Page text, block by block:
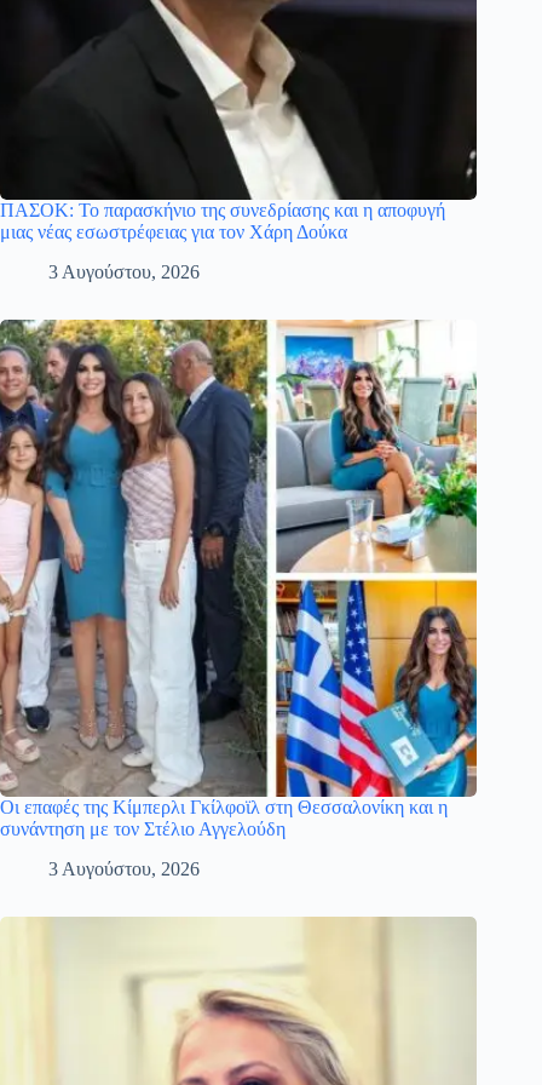
ΠΑΣΟΚ: Το παρασκήνιο της συνεδρίασης και η αποφυγή
μιας νέας εσωστρέφειας για τον Χάρη Δούκα
3 Αυγούστου, 2026
Οι επαφές της Κίμπερλι Γκίλφοϊλ στη Θεσσαλονίκη και η
συνάντηση με τον Στέλιο Αγγελούδη
3 Αυγούστου, 2026